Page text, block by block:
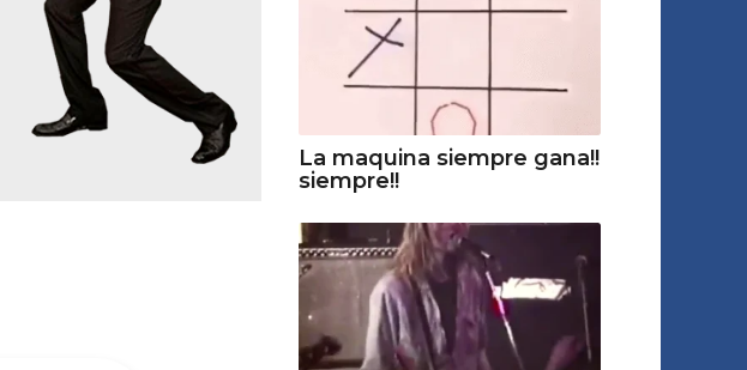
La maquina siempre gana!!
siempre!!